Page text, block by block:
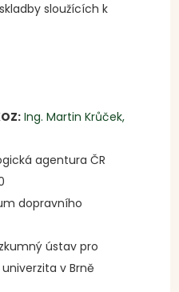
sloužících k
Ing. Martin Krůček,
agentura ČR
dopravního
ústav pro
v Brně